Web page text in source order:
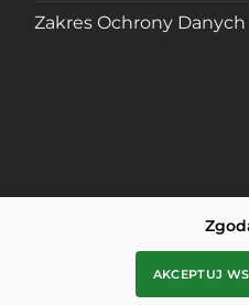
AKCEPTUJ
Zakres Ochrony Danych